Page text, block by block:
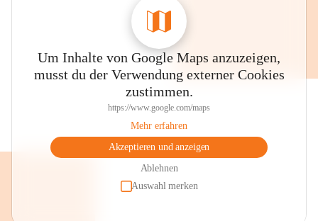
Bei Fragen, Anliegen oder Beschwerden.
Sehr geehrte Damen und Herren!
Um Inhalte von Google Maps anzuzeigen,
musst du der Verwendung externer Cookies
zustimmen.
https://www.google.com/maps
Mehr erfahren
Akzeptieren und anzeigen
Ablehnen
Auswahl merken